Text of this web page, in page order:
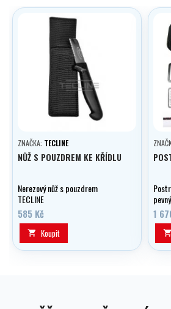
ZNAČKA: TECLINE
NŮŽ S POUZDREM KE KŘÍDLU
Nerezový nůž s pouzdrem
TECLINE
585 Kč
 Koupit
1
